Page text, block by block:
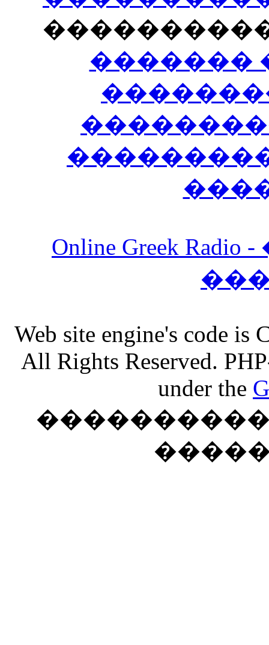
�������
Online Greek
Web site engine's code
All Rights Reserved.
under the
����������